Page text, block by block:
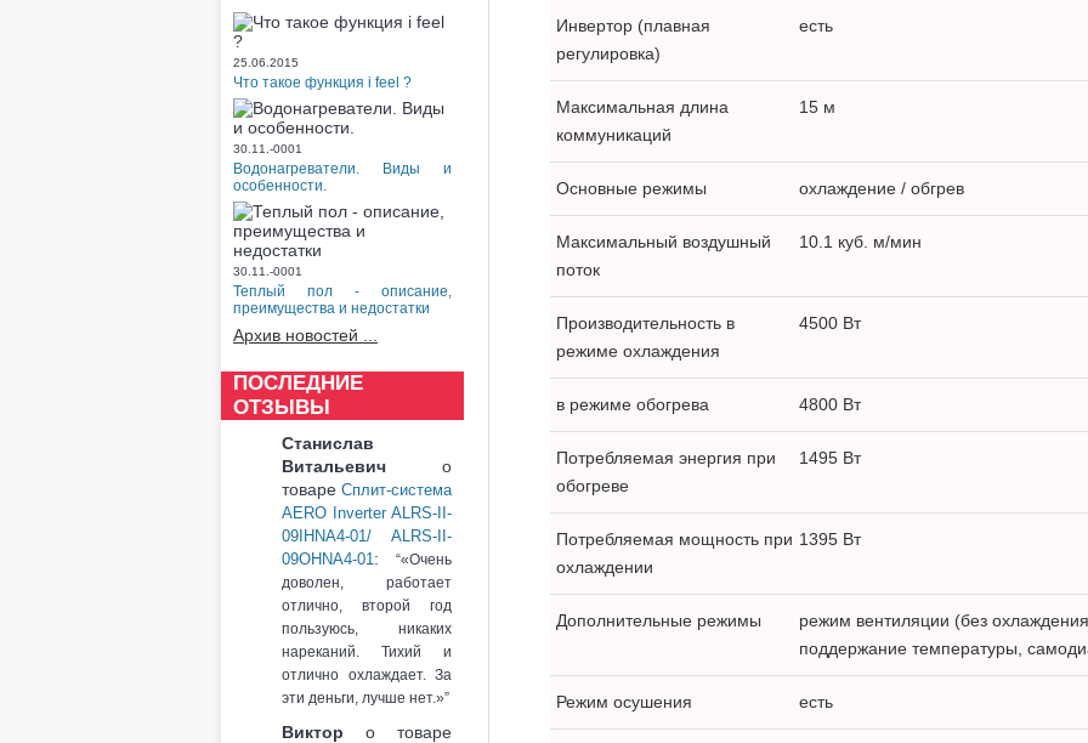
25.06.2015
Что такое функция i feel ?
30.11.-0001
Водонагреватели. Виды и
особенности.
30.11.-0001
Теплый пол - описание,
преимущества и недостатки
Архив новостей ...
ПОСЛЕДНИЕ
ОТЗЫВЫ
Станислав
Витальевич о
товаре Сплит-система
AERO Inverter ALRS-II-
09IHNA4-01/ ALRS-II-
09OHNA4-01:
«Очень
доволен, работает
отлично, второй год
пользуюсь, никаких
нареканий. Тихий и
отлично охлаждает. За
эти деньги, лучше нет.»
Виктор о товаре
Инвертор (плавная
регулировка)
есть
Максимальная длина
коммуникаций
15 м
Основные режимы охлаждение / обгрев
Максимальный воздушный
поток
10.1 куб. м/мин
Производительность в
режиме охлаждения
4500 Вт
в режиме обогрева 4800 Вт
Потребляемая энергия при
обогреве
1495 Вт
Потребляемая мощность при
охлаждении
1395 Вт
Дополнительные режимы
режим вентиляции (без
поддержание температуры,
Режим осушения есть